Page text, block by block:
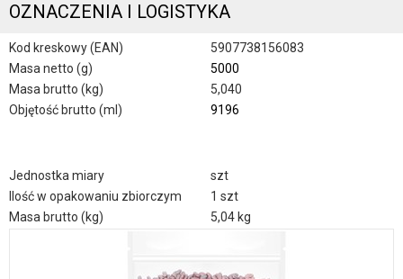
OZNACZENIA I LOGISTYKA
Kod kreskowy (EAN)
5907738156083
Masa netto (g)
5000
Masa brutto (kg)
5,040
Objętość brutto (ml)
9196
Jednostka miary
szt
Ilość w opakowaniu zbiorczym
1 szt
Masa brutto (kg)
5,04 kg